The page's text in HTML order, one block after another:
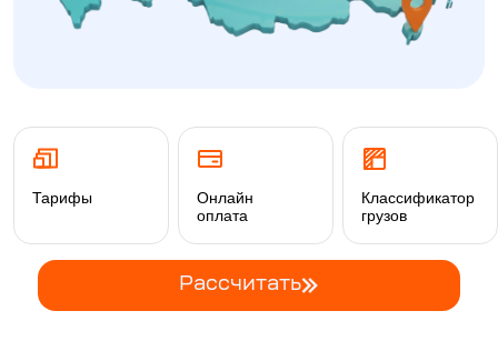
Тарифы
Онлайн
оплата
Классификатор
грузов
Рассчитать